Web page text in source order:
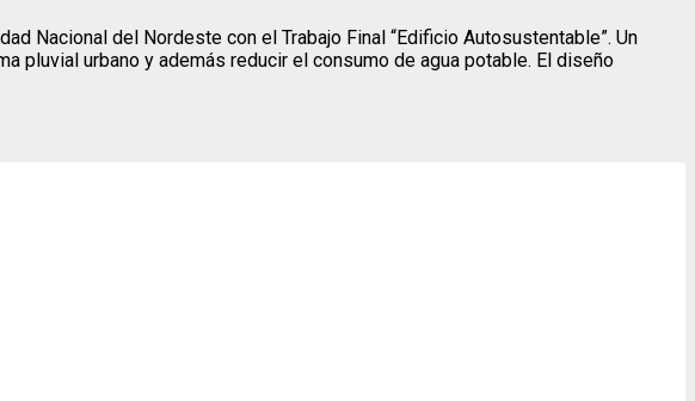
Nacional del Nordeste con el Trabajo Final “Edificio Autosustentable”. Un
pluvial urbano y además reducir el consumo de agua potable. El diseño